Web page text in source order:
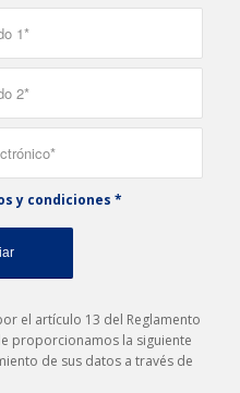
y condiciones *
el artículo 13 del Reglamento
proporcionamos la siguiente
de sus datos a través de